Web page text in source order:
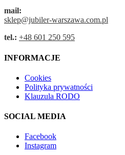
mail:
sklep@jubiler-warszawa.com.pl
tel.: +48 601 250 595
INFORMACJE
Cookies
Polityka prywatności
Klauzula RODO
SOCIAL MEDIA
Facebook
Instagram